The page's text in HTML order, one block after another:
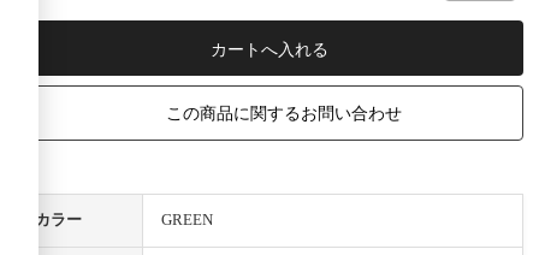
この商品に関するお問い合わせ
カラー GREEN